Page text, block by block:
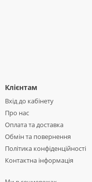
Клієнтам
Вхід до кабінету
Про нас
Оплата та доставка
Обмін та повернення
Політика конфіденційності
Контактна інформація